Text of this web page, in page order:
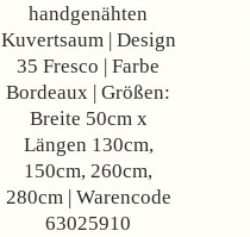
handgenähten
Kuvertsaum | Design
35 Fresco | Farbe
Bordeaux | Größen:
Breite 50cm x
Längen 130cm,
150cm, 260cm,
280cm | Warencode
63025910